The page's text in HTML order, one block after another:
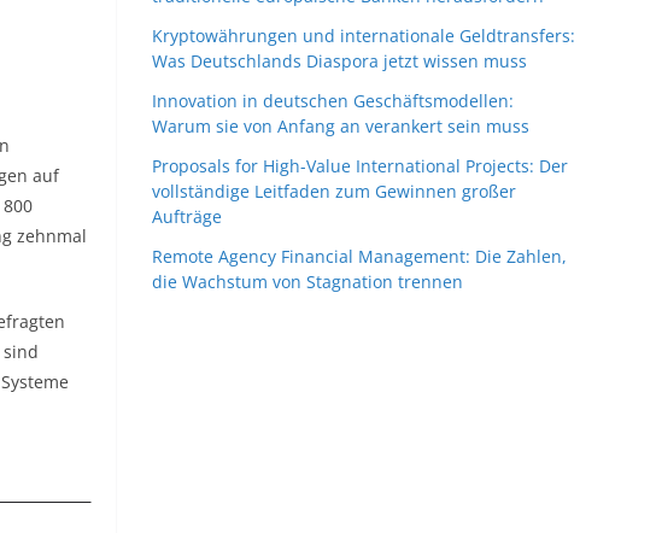
auf
zehnmal
Kryptowährungen und internationale Geldtransfers:
Was Deutschlands Diaspora jetzt wissen muss
Innovation in deutschen Geschäftsmodellen:
Warum sie von Anfang an verankert sein muss
Proposals for High-Value International Projects: Der
vollständige Leitfaden zum Gewinnen großer
Aufträge
Remote Agency Financial Management: Die Zahlen,
die Wachstum von Stagnation trennen